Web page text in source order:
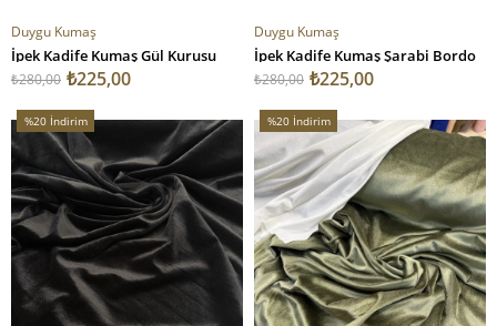
Duygu Kumaş
İpek Kadife Kumaş Gül Kurusu
₺225,00
₺280,00
Duygu Kumaş
İpek Kadife Kumaş Şarabi Bordo
₺225,00
₺280,00
%20 İndirim
%20İndirim
%20 İndirim
%20İndirim